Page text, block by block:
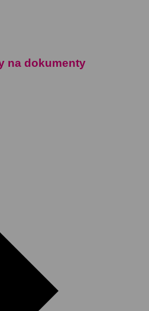
na dokumenty